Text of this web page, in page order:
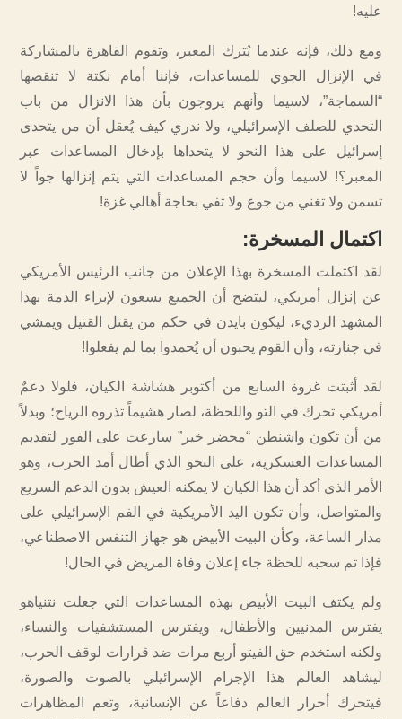
عليه!
ومع ذلك، فإنه عندما يُترك المعبر، وتقوم القاهرة بالمشاركة
في الإنزال الجوي للمساعدات، فإننا أمام نكتة لا تنقصها
“السماجة”، لاسيما وأنهم يروجون بأن هذا الانزال من باب
التحدي للصلف الإسرائيلي، ولا ندري كيف يُعقل أن من يتحدى
إسرائيل على هذا النحو لا يتحداها بإدخال المساعدات عبر
المعبر؟! لاسيما وأن حجم المساعدات التي يتم إنزالها جواً لا
تسمن ولا تغني من جوع ولا تفي بحاجة أهالي غزة!
اكتمال المسخرة:
لقد اكتملت المسخرة بهذا الإعلان من جانب الرئيس الأمريكي
عن إنزال أمريكي، ليتضح أن الجميع يسعون لإبراء الذمة بهذا
المشهد الرديء، ليكون بايدن في حكم من يقتل القتيل ويمشي
في جنازته، وأن القوم يحبون أن يُحمدوا بما لم يفعلوا!
لقد أثبتت غزوة السابع من أكتوبر هشاشة الكيان، فلولا دعمٌ
أمريكي تحرك في التو واللحظة، لصار هشيماً تذروه الرياح؛ وبدلاً
من أن تكون واشنطن “محضر خير” سارعت على الفور لتقديم
المساعدات العسكرية، على النحو الذي أطال أمد الحرب، وهو
الأمر الذي أكد أن هذا الكيان لا يمكنه العيش بدون الدعم السريع
والمتواصل، وأن تكون اليد الأمريكية في الفم الإسرائيلي على
مدار الساعة، وكأن البيت الأبيض هو جهاز التنفس الاصطناعي،
فإذا تم سحبه للحظة جاء إعلان وفاة المريض في الحال!
ولم يكتف البيت الأبيض بهذه المساعدات التي جعلت نتنياهو
يفترس المدنيين والأطفال، ويفترس المستشفيات والنساء،
ولكنه استخدم حق الفيتو أربع مرات ضد قرارات لوقف الحرب،
ليشاهد العالم هذا الإجرام الإسرائيلي بالصوت والصورة،
فيتحرك أحرار العالم دفاعاً عن الإنسانية، وتعم المظاهرات